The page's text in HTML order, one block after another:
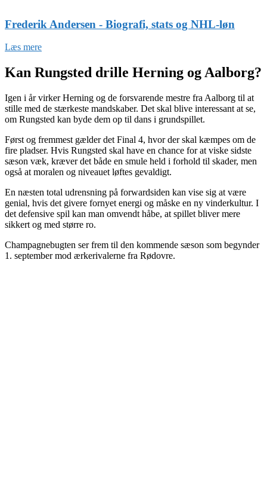
Frederik Andersen - Biografi, stats og NHL-løn
Læs mere
Kan Rungsted drille Herning og Aalborg?
Igen i år virker Herning og de forsvarende mestre fra Aalborg til at
stille med de stærkeste mandskaber. Det skal blive interessant at se,
om Rungsted kan byde dem op til dans i grundspillet.
Først og fremmest gælder det Final 4, hvor der skal kæmpes om de
fire pladser. Hvis Rungsted skal have en chance for at viske sidste
sæson væk, kræver det både en smule held i forhold til skader, men
også at moralen og niveauet løftes gevaldigt.
En næsten total udrensning på forwardsiden kan vise sig at være
genial, hvis det givere fornyet energi og måske en ny vinderkultur. I
det defensive spil kan man omvendt håbe, at spillet bliver mere
sikkert og med større ro.
Champagnebugten ser frem til den kommende sæson som begynder
1. september mod ærkerivalerne fra Rødovre.